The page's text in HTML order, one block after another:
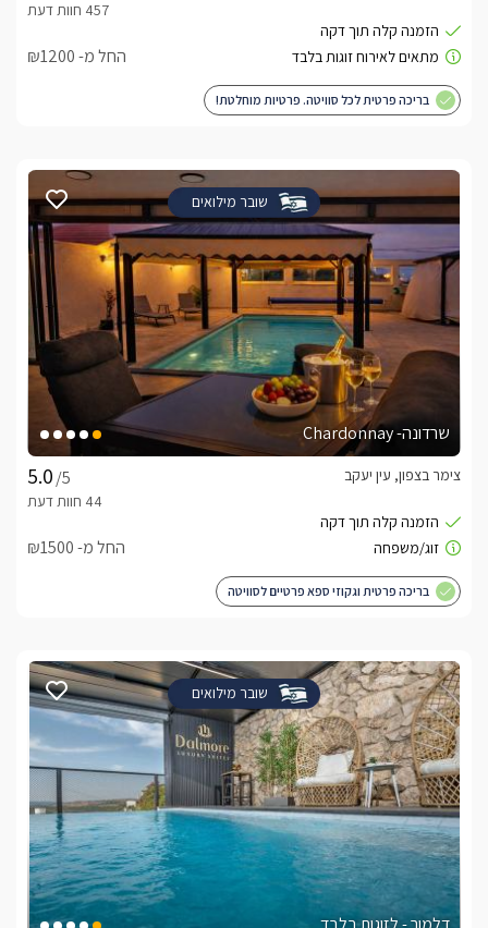
החל מ- ₪1200
בריכה פרטית לכל סוויטה. פרטיות מוחלטת!
שובר מילואים
שרדונה- Chardonnay
/5
צימר בצפון, עין יעקב
החל מ- ₪1500
בריכה פרטית וגקוזי ספא פרטיים לסוויטה
שובר מילואים